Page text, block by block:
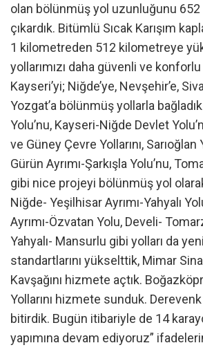
olan bölünmüş yol uzunluğunu
çıkardık. Bitümlü Sıcak Karışım
1 kilometreden 512 kilometreye
yollarımızı daha güvenli ve
Kayseri’yi; Niğde’ye, Nevşehir’e,
Yozgat’a bölünmüş yollarla
Yolu’nu, Kayseri-Niğde Devlet
ve Güney Çevre Yollarını, Sarıoğlan
Gürün Ayrımı-Şarkışla Yolu’nu,
gibi nice projeyi bölünmüş yol
Niğde- Yeşilhisar Ayrımı-Yahyalı
Ayrımı-Özvatan Yolu, Develi-
Yahyalı- Mansurlu gibi yolları da
standartlarını yükselttik, Mimar
Kavşağını hizmete açtık.
Yollarını hizmete sunduk.
bitirdik. Bugün itibariyle de 14
yapımına devam ediyoruz”